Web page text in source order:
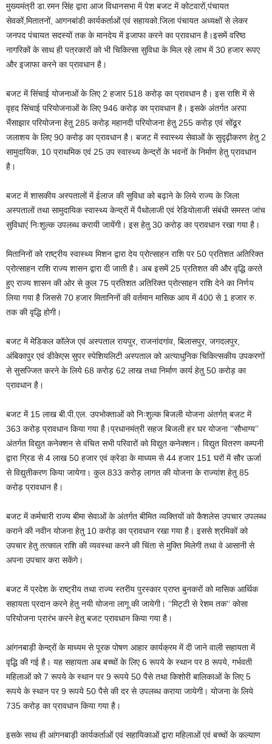
मुख्यमंत्री डा.रमन सिंह द्वारा आज विधानसभा में पेश बजट में कोटवारों,पंचायत
सेवकों,मितातनों, आगनबांडी कार्यकर्ताओं एवं सहायको.जिला पंचायत अध्यक्षों से लेकर
जनपद पंचायत सदस्यों तक के मानदेय में इजाफा करने का प्रावधान है।इसमें वरिष्ठ
नागरिकों के साथ ही पत्रकारों को भी चिकित्सा सुविधा के मिल रहे लाभ में 30 हजार रूपए
और इजाफा करने का प्रावधान है।
बजट में सिंचाई योजनाओं के लिए 2 हजार 518 करोड़ का प्रावधान है। इस राशि में से
वृहद सिंचाई परियोजनाओं के लिए 946 करोड़ का प्रावधान है। इसके अंतर्गत अरपा
भैंसाझार परियोजना हेतु 285 करोड़ महानदी परियोजना हेतु 255 करोड़ एवं सोंढूर
जलाशय के लिए 90 करोड़ का प्रावधान है। बजट में स्वास्थ्य सेवाओं के सुदृढ़ीकरण हेतु 2
सामुदायिक, 10 प्राथमिक एवं 25 उप स्वास्थ्य केन्द्रों के भवनों के निर्माण हेतु प्रावधान
है।
बजट में शासकीय अस्पतालों में ईलाज की सुविधा को बढ़ाने के लिये राज्य के जिला
अस्पतालों तथा सामुदायिक स्वास्थ्य केन्द्रों में पैथोलाजी एवं रेडियोलाजी संबंधी समस्त जांच
सुविधाएं निःशुल्क उपलब्ध करायी जायेंगी। इस हेतु 30 करोड़ का प्रावधान रखा गया है।
मितानिनों को राष्ट्रीय स्वास्थ्य मिशन द्वारा देय प्रोत्साहन राशि पर 50 प्रतिशत अतिरिक्त
प्रोत्साहन राशि राज्य शासन द्वारा दी जाती है। अब इसमें 25 प्रतिशत की और वृद्धि करते
हुए राज्य शासन की ओर से कुल 75 प्रतिशत अतिरिक्त प्रोत्साहन राशि देने का निर्णय
लिया गया है जिससे 70 हजार मितानिनों की वर्तमान मासिक आय में 400 से 1 हजार रु.
तक की वृद्धि होगी।
बजट में मेडिकल कॉलेज एवं अस्पताल रायपुर, राजनांदगांव, बिलासपुर, जगदलपुर,
अंबिकापुर एवं डीकेएस सुपर स्पेशियलिटी अस्पताल को अत्याधुनिक चिकित्सकीय उपकरणों
से सुसज्जित करने के लिये 68 करोड़ 62 लाख तथा निर्माण कार्य हेतु 50 करोड़ का
प्रावधान है।
बजट में 15 लाख बी.पी.एल. उपभोक्ताओं को निःशुल्क बिजली योजना अंतर्गत् बजट में
363 करोड़ प्रावधान किया गया है।प्रधानमंत्री सहज बिजली हर घर योजना ’’सौभाग्य’’
अंतर्गत विद्युत कनेक्शन से वंचित सभी परिवारों को विद्युत कनेक्शन। विद्युत वितरण कम्पनी
द्वारा ग्रिड से 4 लाख 50 हजार एवं क्रेडा के माध्यम से 44 हजार 151 घरों में सौर ऊर्जा
से विद्युतीकरण किया जायेगा। कुल 833 करोड़ लागत की योजना के राज्यांश हेतु 85
करोड़ प्रावधान है।
बजट में कर्मचारी राज्य बीमा सेवाओं के अंतर्गत बीमित व्यक्तियों को कैशलेस उपचार उपलब्ध
कराने की नवीन योजना हेतु 10 करोड़ का प्रावधान रखा गया है। इससे श्रमिकों को
उपचार हेतु तत्काल राशि की व्यवस्था करने की चिंता से मुक्ति मिलेगी तथा वे आसानी से
अपना उपचार करा सकेंगे।
बजट में प्रदेश के राष्ट्रीय तथा राज्य स्तरीय पुरस्कार प्राप्त बुनकरों को मासिक आर्थिक
सहायता प्रदान करने हेतु नयी योजना लागू की जायेगी। ‘‘मिट्टी से रेशम तक‘‘ कोसा
परियोजना प्रारंभ करने हेतु बजट प्रावधान किया गया है।
आंगनबाड़ी केन्द्रों के माध्यम से पूरक पोषण आहार कार्यक्रम में दी जाने वाली सहायता में
वृद्धि की गई है। यह सहायता अब बच्चों के लिए 6 रूपये के स्थान पर 8 रूपये, गर्भवती
महिलाओं को 7 रूपये के स्थान पर 9 रूपये 50 पैसे तथा किशोरी बालिकाओं के लिए 5
रूपये के स्थान पर 9 रूपये 50 पैसे की दर से उपलब्ध कराया जायेगी। योजना के लिये
735 करोड़ का प्रावधान किया गया है।
इसके साथ ही आंगनबाड़ी कार्यकर्ताओं एवं सहायिकाओं द्वारा महिलाओं एवं बच्चों के कल्याण